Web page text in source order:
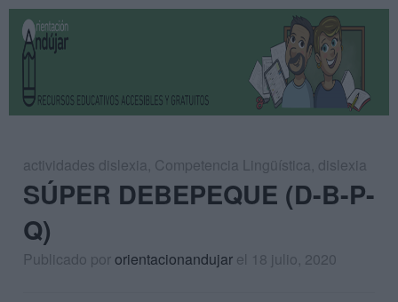
actividades dislexia, Competencia Lingüística, dislexia
SÚPER DEBEPEQUE (D-B-P-
Q)
Publicado pororientacionandujar el 18 julio, 2020